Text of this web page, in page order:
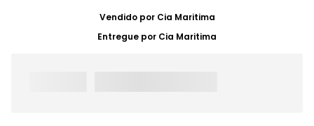
Vendido por Cia Maritima
Entregue por Cia Maritima